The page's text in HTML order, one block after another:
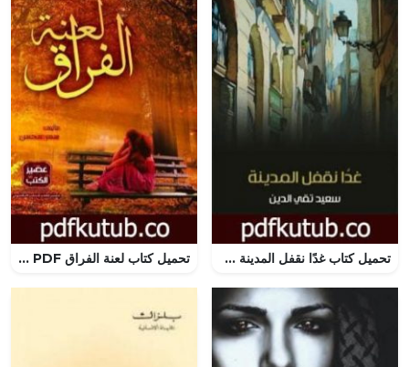
تحميل كتاب غدًا نقفل المدينة PDF تأليف سعيد تقي الدين مجانا [كامل] تحميل كتاب لعنة الفراق PDF تأليف سمر محسن مجانا [كامل]